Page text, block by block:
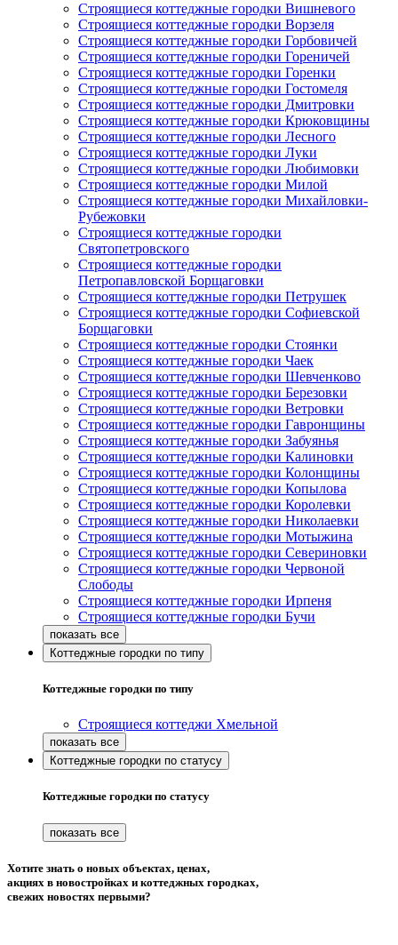
Строящиеся коттеджные городки Вишневого
Строящиеся коттеджные городки Ворзеля
Строящиеся коттеджные городки Горбовичей
Строящиеся коттеджные городки Гореничей
Строящиеся коттеджные городки Горенки
Строящиеся коттеджные городки Гостомеля
Строящиеся коттеджные городки Дмитровки
Строящиеся коттеджные городки Крюковщины
Строящиеся коттеджные городки Лесного
Строящиеся коттеджные городки Луки
Строящиеся коттеджные городки Любимовки
Строящиеся коттеджные городки Милой
Строящиеся коттеджные городки Михайловки-
Рубежовки
Строящиеся коттеджные городки
Святопетровского
Строящиеся коттеджные городки
Петропавловской Борщаговки
Строящиеся коттеджные городки Петрушек
Строящиеся коттеджные городки Софиевской
Борщаговки
Строящиеся коттеджные городки Стоянки
Строящиеся коттеджные городки Чаек
Строящиеся коттеджные городки Шевченково
Строящиеся коттеджные городки Березовки
Строящиеся коттеджные городки Ветровки
Строящиеся коттеджные городки Гавронщины
Строящиеся коттеджные городки Забуянья
Строящиеся коттеджные городки Калиновки
Строящиеся коттеджные городки Колонщины
Строящиеся коттеджные городки Копылова
Строящиеся коттеджные городки Королевки
Строящиеся коттеджные городки Николаевки
Строящиеся коттеджные городки Мотыжина
Строящиеся коттеджные городки Севериновки
Строящиеся коттеджные городки Червоной
Слободы
Строящиеся коттеджные городки Ирпеня
Строящиеся коттеджные городки Бучи
Коттеджные городки по типу
Коттеджные городки по типу
Строящиеся коттеджи Хмельной
Коттеджные городки по статусу
Коттеджные городки по статусу
Хотите знать о новых объектах, ценах,
акциях в новостройках и коттеджных городках,
свежих новостях первыми?